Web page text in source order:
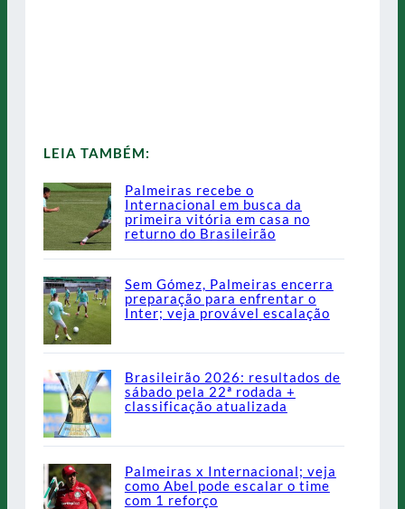
LEIA TAMBÉM:
Palmeiras recebe o
Internacional em busca da
primeira vitória em casa no
returno do Brasileirão
Sem Gómez, Palmeiras encerra
preparação para enfrentar o
Inter; veja provável escalação
Brasileirão 2026: resultados de
sábado pela 22ª rodada +
classificação atualizada
Palmeiras x Internacional; veja
como Abel pode escalar o time
com 1 reforço